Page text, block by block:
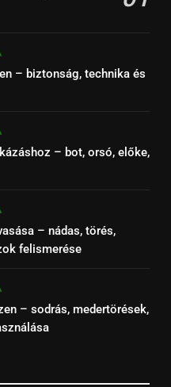
– biztonság, technika és
– bot, orsó, előke,
– nádas, törés,
felismerése
– sodrás, medertörések,